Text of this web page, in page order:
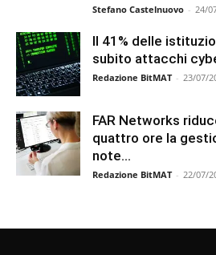
Stefano Castelnuovo - 24/
Il 41% delle
subito attacchi
Redazione BitMAT - 23/07/
FAR Networks
quattro ore la
note...
Redazione BitMAT - 22/07/